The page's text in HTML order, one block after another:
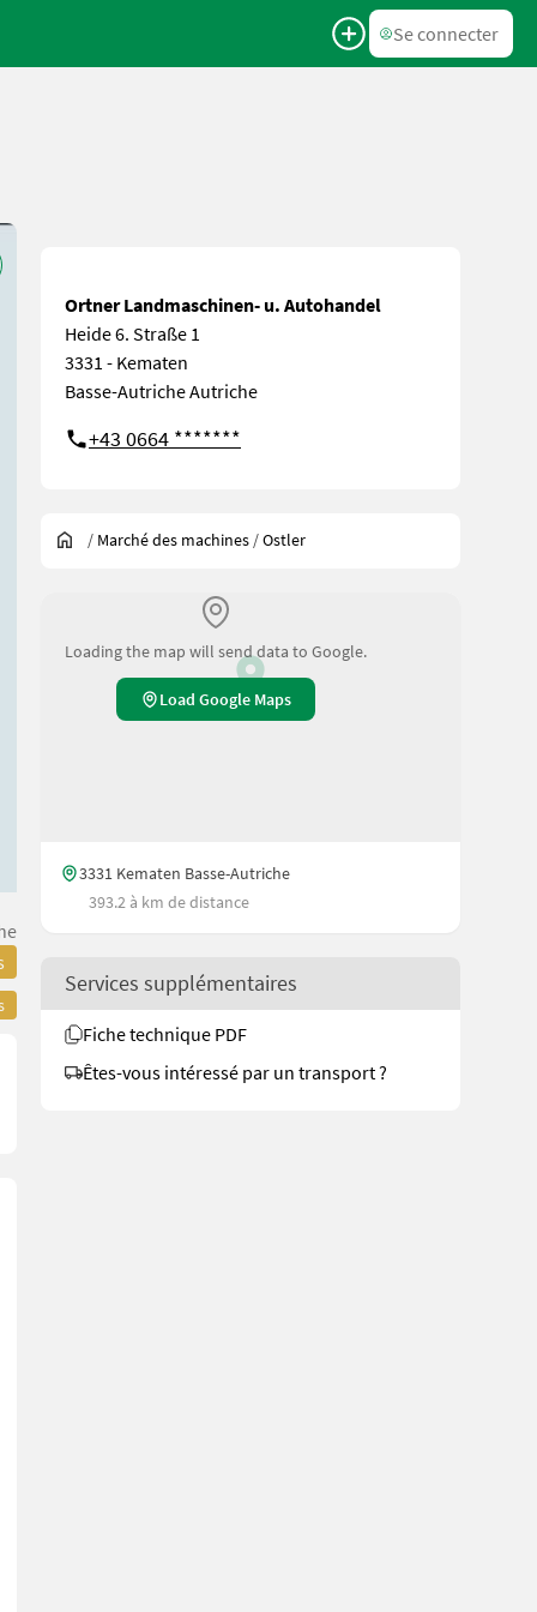
Se connecter
Ortner Landmaschinen- u. Autohandel
Heide 6. Straße 1
3331 - Kematen
Basse-Autriche Autriche
+43 0664 *******
/ Marché des machines /Ostler
Loading the map will send data to Google.
Load Google Maps
3331 Kematen Basse-Autriche
393.2 à km de distance
Services supplémentaires
Fiche technique PDF
Êtes-vous intéressé par un transport ?